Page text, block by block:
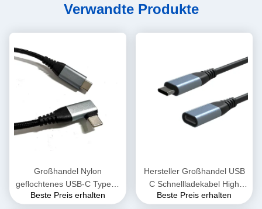
Verwandte Produkte
Großhandel Nylon
geflochtenes USB-C Type-C
auf 90° Winkel Type-C PD
Beste Preis erhalten
Hersteller Großhandel USB
C Schnellladekabel High
Speed 60W 1-3 A Typ C
Beste Preis erhalten